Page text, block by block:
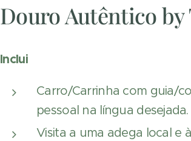
Douro Autêntico by
Inclui
Carro/Carrinha com guia/
pessoal na língua desejada.
Visita a uma adega local e